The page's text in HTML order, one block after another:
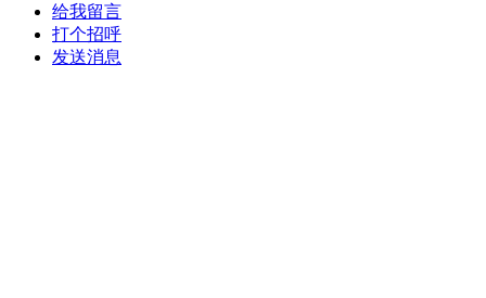
给我留言
打个招呼
发送消息